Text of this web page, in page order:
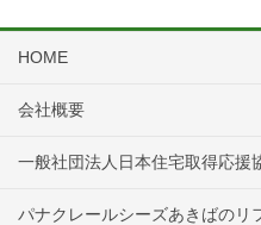
HOME
会社概要
一般社団法人日本住宅取得応援
パナクレールシーズあきばのリ